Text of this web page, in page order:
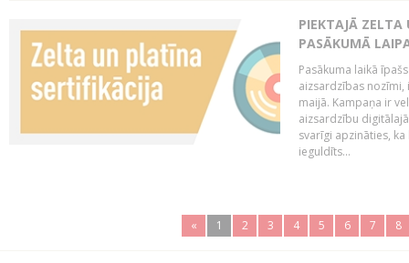
PIEKTAJĀ ZELTA
PASĀKUMĀ
Pasākuma laikā
aizsardzības nozīmi,
maijā. Kampaņa ir
aizsardzību
svarīgi apzināties,
ieguldīts...
« 1 2 3 4 5 6 7 8